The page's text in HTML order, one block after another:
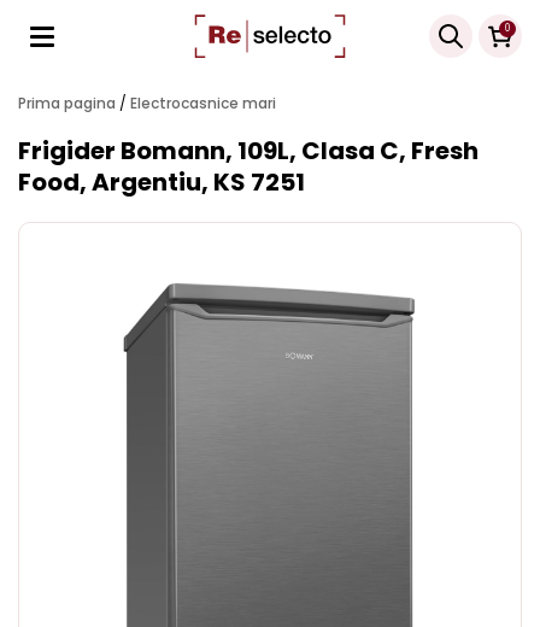
0
Products
search
Prima pagina / Electrocasnice mari
Frigider Bomann, 109L, Clasa C, Fresh
Food, Argentiu, KS 7251